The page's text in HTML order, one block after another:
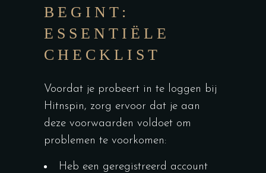
BEGINT:
ESSENTIËLE
CHECKLIST
Voordat je probeert in te loggen bij
Hitnspin, zorg ervoor dat je aan
deze voorwaarden voldoet om
problemen te voorkomen:
Heb een geregistreerd account